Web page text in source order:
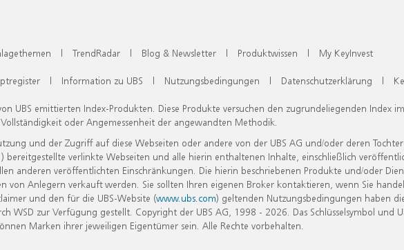
| TrendRadar | Blog & Newsletter | Produktwissen | My KeyInvest
| Information zu UBS | Nutzungsbedingungen | Datenschutzerklärung |
UBS emittierten Index-Produkten. Diese Produkte versuchen den zugrundeliegenden Index
oder Angemessenheit der angewandten Methodik.
und der Zugriff auf diese Webseiten oder andere von der UBS AG und/oder deren
verlinkte Webseiten und alle hierin enthaltenen Inhalte, einschließlich
anderen veröffentlichten Einschränkungen. Die hierin beschriebenen Produkte und/oder
Anlegern verkauft werden. Sie sollten Ihren eigenen Broker kontaktieren, wenn Sie
und den für die UBS-Website (www.ubs.com) geltenden Nutzungsbedingungen haben
zur Verfügung gestellt. Copyright der UBS AG, 1998 - 2026. Das Schlüsselsymbol und
Marken ihrer jeweiligen Eigentümer sein. Alle Rechte vorbehalten.